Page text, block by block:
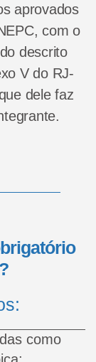
aprovados
com o
descrito
V do RJ-
dele faz
como